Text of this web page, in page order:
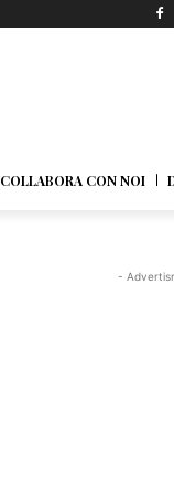
COLLABORA CON NOI
-